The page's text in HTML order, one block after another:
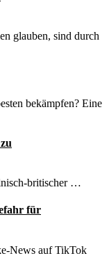
glauben, sind durch
bekämpfen? Eine
britischer …
für
News auf TikTok